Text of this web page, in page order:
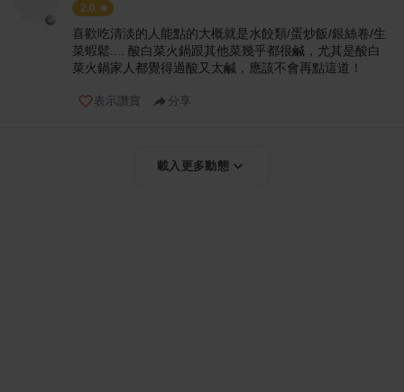
2.0
喜歡吃清淡的人能點的大概就是水餃類/蛋炒飯/銀絲卷/生
菜蝦鬆.... 酸白菜火鍋跟其他菜幾乎都很鹹，尤其是酸白
菜火鍋家人都覺得過酸又太鹹，應該不會再點這道！
表示讚賞 分享
載入更多動態